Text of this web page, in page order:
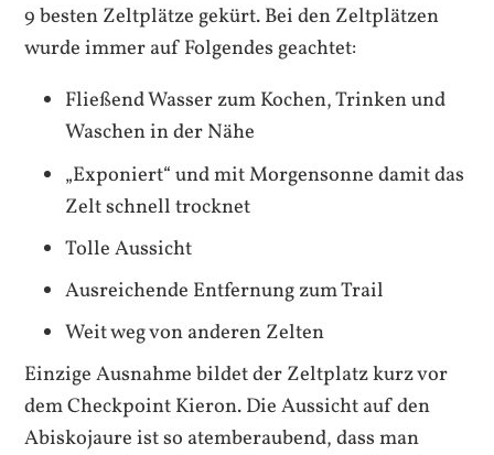
9 besten Zeltplätze gekürt. Bei den Zeltplätzen
wurde immer auf Folgendes geachtet:
Fließend Wasser zum Kochen, Trinken und
Waschen in der Nähe
„Exponiert“ und mit Morgensonne damit das
Zelt schnell trocknet
Tolle Aussicht
Ausreichende Entfernung zum Trail
Weit weg von anderen Zelten
Einzige Ausnahme bildet der Zeltplatz kurz vor
dem Checkpoint Kieron. Die Aussicht auf den
Abiskojaure ist so atemberaubend, dass man